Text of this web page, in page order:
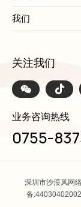
我们
关注我们
业务咨询热线
0755-
深圳市沙漠风网
备